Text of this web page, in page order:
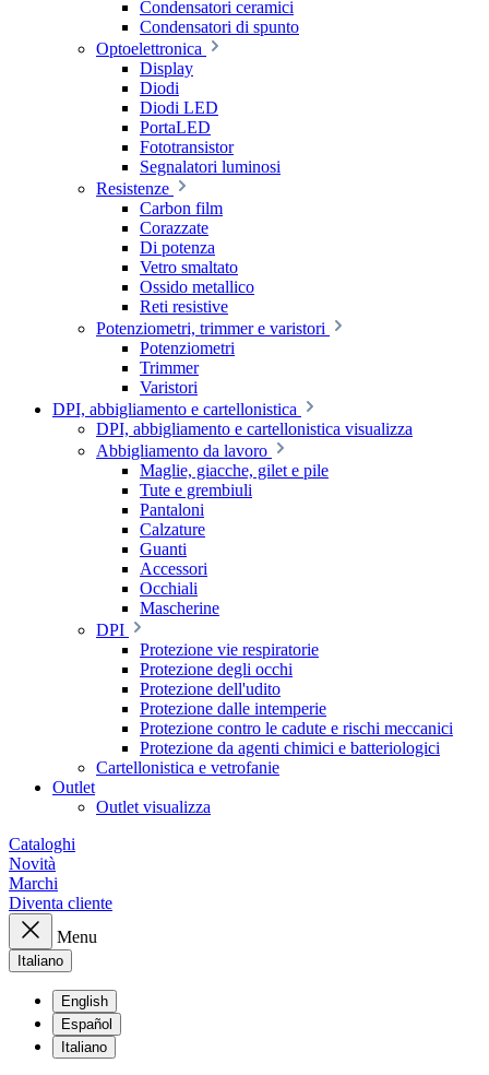
Condensatori ceramici
Condensatori di spunto
Optoelettronica
Display
Diodi
Diodi LED
PortaLED
Fototransistor
Segnalatori luminosi
Resistenze
Carbon film
Corazzate
Di potenza
Vetro smaltato
Ossido metallico
Reti resistive
Potenziometri, trimmer e varistori
Potenziometri
Trimmer
Varistori
DPI, abbigliamento e cartellonistica
DPI, abbigliamento e cartellonistica visualizza
Abbigliamento da lavoro
Maglie, giacche, gilet e pile
Tute e grembiuli
Pantaloni
Calzature
Guanti
Accessori
Occhiali
Mascherine
DPI
Protezione vie respiratorie
Protezione degli occhi
Protezione dell'udito
Protezione dalle intemperie
Protezione contro le cadute e rischi meccanici
Protezione da agenti chimici e batteriologici
Cartellonistica e vetrofanie
Outlet
Outlet visualizza
Cataloghi
Novità
Marchi
Diventa cliente
Menu
Italiano
English
Español
Italiano